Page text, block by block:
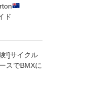
ド
!]サイクル
スでBMXに